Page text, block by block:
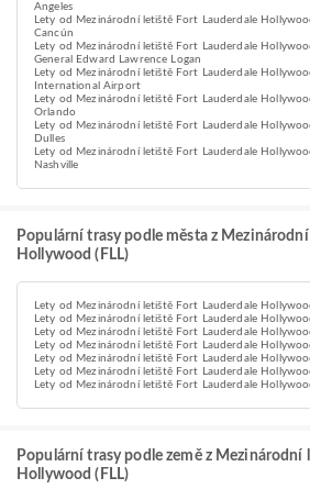
Angeles
Lety od Mezinárodní letiště Fort Lauderdale
Cancún
Lety od Mezinárodní letiště Fort Lauderdale
General Edward Lawrence Logan
Lety od Mezinárodní letiště Fort Lauderdale
International Airport
Lety od Mezinárodní letiště Fort Lauderdale
Orlando
Lety od Mezinárodní letiště Fort Lauderdale
Dulles
Lety od Mezinárodní letiště Fort Lauderdale
Nashville
Populární trasy podle města z
Hollywood (FLL)
Lety od Mezinárodní letiště Fort Lauderdale
Lety od Mezinárodní letiště Fort Lauderdale
Lety od Mezinárodní letiště Fort Lauderdale
Lety od Mezinárodní letiště Fort Lauderdale
Lety od Mezinárodní letiště Fort Lauderdale
Lety od Mezinárodní letiště Fort Lauderdale
Lety od Mezinárodní letiště Fort Lauderdale
Populární trasy podle země z Mezinárodní
Hollywood (FLL)